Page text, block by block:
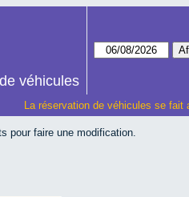
véhicules
La réservation de véhicules se
pour faire une modification.